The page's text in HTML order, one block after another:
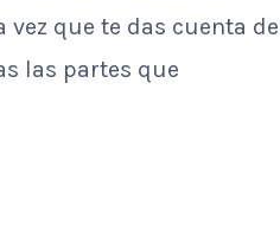
vez que te das cuenta de
las partes que